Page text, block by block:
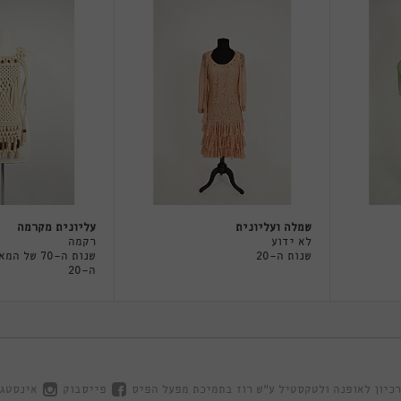
שמלה ועליונית
לא ידוע
שנות ה-20
עליונית מקרמה
רקמה
שנות ה-70 של
ה-20
לאופנה ולטקסטיל ע"ש רוז בתמיכת מפעל הפיס פייסבוק